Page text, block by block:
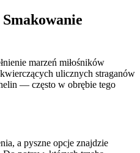
marzeń miłośników
ulicznych straganów
— często w obrębie tego
a pyszne opcje znajdzie